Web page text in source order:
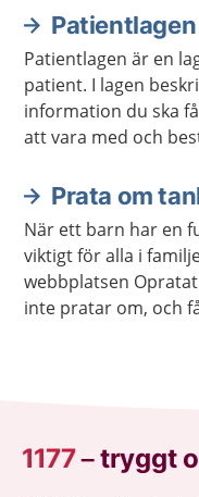
Patientlagen
Patientlagen är en
patient. I lagen
information du ska
att vara med och
Prata om
När ett barn har en
viktigt för alla i
webbplatsen
inte pratar om, och
1177–tryggt